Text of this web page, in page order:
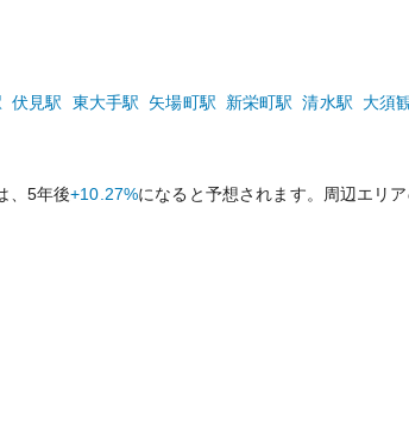
伏見駅 東大手駅 矢場町駅 新栄町駅 清水駅 大須
、5年後+10.27%になると予想されます。周辺エリ